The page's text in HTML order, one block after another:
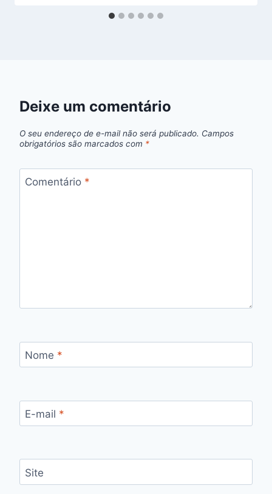
Deixe um comentário
O seu endereço de e-mail não será publicado. Campos
obrigatórios são marcados com *
Comentário *
Nome *
E-mail *
Site